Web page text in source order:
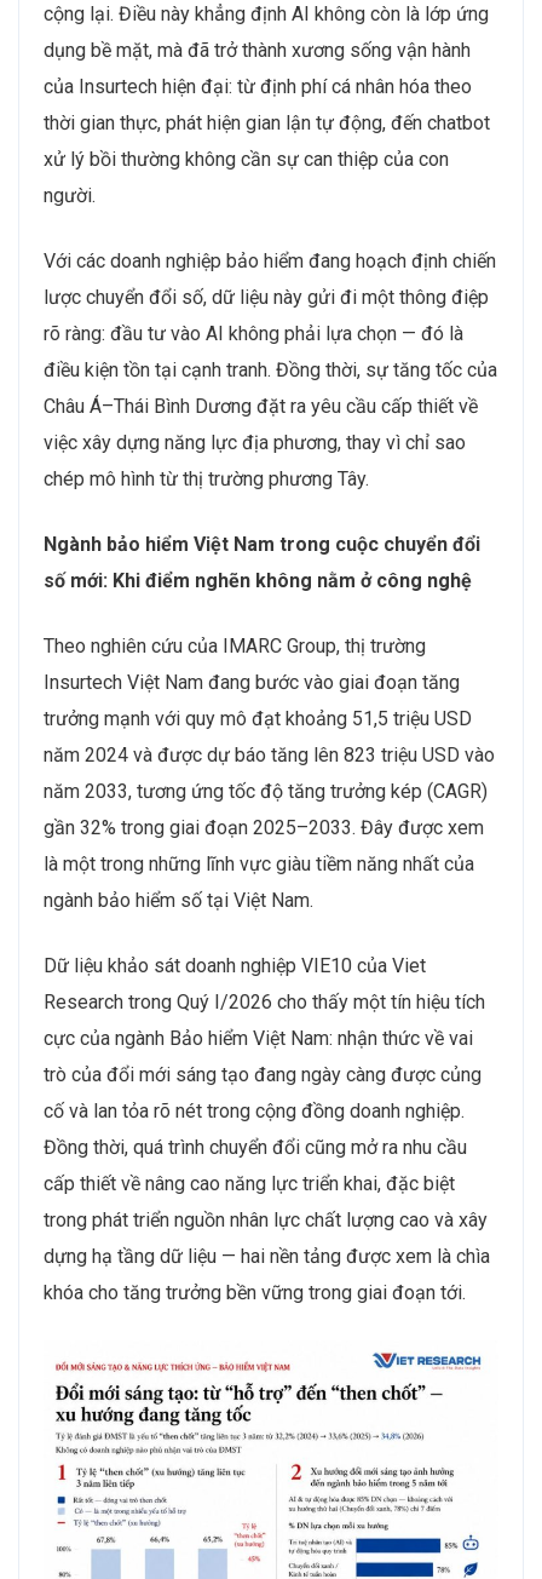
cộng lại. Điều này khẳng định AI không còn là lớp ứng
dụng bề mặt, mà đã trở thành xương sống vận hành
của Insurtech hiện đại: từ định phí cá nhân hóa theo
thời gian thực, phát hiện gian lận tự động, đến chatbot
xử lý bồi thường không cần sự can thiệp của con
người.
Với các doanh nghiệp bảo hiểm đang hoạch định chiến
lược chuyển đổi số, dữ liệu này gửi đi một thông điệp
rõ ràng: đầu tư vào AI không phải lựa chọn — đó là
điều kiện tồn tại cạnh tranh. Đồng thời, sự tăng tốc của
Châu Á–Thái Bình Dương đặt ra yêu cầu cấp thiết về
việc xây dựng năng lực địa phương, thay vì chỉ sao
chép mô hình từ thị trường phương Tây.
Ngành bảo hiểm Việt Nam trong cuộc chuyển đổi
số mới: Khi điểm nghẽn không nằm ở công nghệ
Theo nghiên cứu của IMARC Group, thị trường
Insurtech Việt Nam đang bước vào giai đoạn tăng
trưởng mạnh với quy mô đạt khoảng 51,5 triệu USD
năm 2024 và được dự báo tăng lên 823 triệu USD vào
năm 2033, tương ứng tốc độ tăng trưởng kép (CAGR)
gần 32% trong giai đoạn 2025–2033. Đây được xem
là một trong những lĩnh vực giàu tiềm năng nhất của
ngành bảo hiểm số tại Việt Nam.
Dữ liệu khảo sát doanh nghiệp VIE10 của Viet
Research trong Quý I/2026 cho thấy một tín hiệu tích
cực của ngành Bảo hiểm Việt Nam: nhận thức về vai
trò của đổi mới sáng tạo đang ngày càng được củng
cố và lan tỏa rõ nét trong cộng đồng doanh nghiệp.
Đồng thời, quá trình chuyển đổi cũng mở ra nhu cầu
cấp thiết về nâng cao năng lực triển khai, đặc biệt
trong phát triển nguồn nhân lực chất lượng cao và xây
dựng hạ tầng dữ liệu — hai nền tảng được xem là chìa
khóa cho tăng trưởng bền vững trong giai đoạn tới.